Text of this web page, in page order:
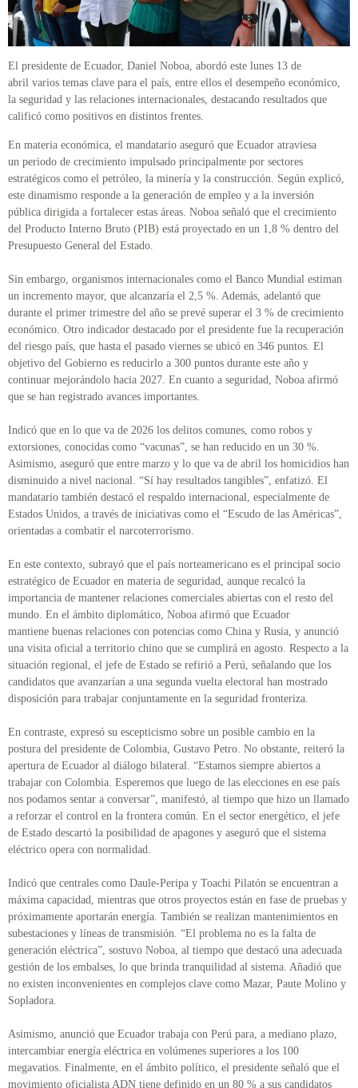
El presidente de Ecuador, Daniel Noboa, abordó este lunes 13 de
abril varios temas clave para el país, entre ellos el desempeño económico,
la seguridad y las relaciones internacionales, destacando resultados que
calificó como positivos en distintos frentes.
En materia económica, el mandatario aseguró que Ecuador atraviesa
un periodo de crecimiento impulsado principalmente por sectores
estratégicos como el petróleo, la minería y la construcción. Según explicó,
este dinamismo responde a la generación de empleo y a la inversión
pública dirigida a fortalecer estas áreas. Noboa señaló que el crecimiento
del Producto Interno Bruto (PIB) está proyectado en un 1,8 % dentro del
Presupuesto General del Estado.
Sin embargo, organismos internacionales como el Banco Mundial estiman
un incremento mayor, que alcanzaría el 2,5 %. Además, adelantó que
durante el primer trimestre del año se prevé superar el 3 % de crecimiento
económico. Otro indicador destacado por el presidente fue la recuperación
del riesgo país, que hasta el pasado viernes se ubicó en 346 puntos. El
objetivo del Gobierno es reducirlo a 300 puntos durante este año y
continuar mejorándolo hacia 2027. En cuanto a seguridad, Noboa afirmó
que se han registrado avances importantes.
Indicó que en lo que va de 2026 los delitos comunes, como robos y
extorsiones, conocidas como “vacunas”, se han reducido en un 30 %.
Asimismo, aseguró que entre marzo y lo que va de abril los homicidios han
disminuido a nivel nacional. “Sí hay resultados tangibles”, enfatizó. El
mandatario también destacó el respaldo internacional, especialmente de
Estados Unidos, a través de iniciativas como el “Escudo de las Américas”,
orientadas a combatir el narcoterrorismo.
En este contexto, subrayó que el país norteamericano es el principal socio
estratégico de Ecuador en materia de seguridad, aunque recalcó la
importancia de mantener relaciones comerciales abiertas con el resto del
mundo. En el ámbito diplomático, Noboa afirmó que Ecuador
mantiene buenas relaciones con potencias como China y Rusia, y anunció
una visita oficial a territorio chino que se cumplirá en agosto. Respecto a la
situación regional, el jefe de Estado se refirió a Perú, señalando que los
candidatos que avanzarían a una segunda vuelta electoral han mostrado
disposición para trabajar conjuntamente en la seguridad fronteriza.
En contraste, expresó su escepticismo sobre un posible cambio en la
postura del presidente de Colombia, Gustavo Petro. No obstante, reiteró la
apertura de Ecuador al diálogo bilateral. “Estamos siempre abiertos a
trabajar con Colombia. Esperemos que luego de las elecciones en ese país
nos podamos sentar a conversar”, manifestó, al tiempo que hizo un llamado
a reforzar el control en la frontera común. En el sector energético, el jefe
de Estado descartó la posibilidad de apagones y aseguró que el sistema
eléctrico opera con normalidad.
Indicó que centrales como Daule-Peripa y Toachi Pilatón se encuentran a
máxima capacidad, mientras que otros proyectos están en fase de pruebas y
próximamente aportarán energía. También se realizan mantenimientos en
subestaciones y líneas de transmisión. “El problema no es la falta de
generación eléctrica”, sostuvo Noboa, al tiempo que destacó una adecuada
gestión de los embalses, lo que brinda tranquilidad al sistema. Añadió que
no existen inconvenientes en complejos clave como Mazar, Paute Molino y
Sopladora.
Asimismo, anunció que Ecuador trabaja con Perú para, a mediano plazo,
intercambiar energía eléctrica en volúmenes superiores a los 100
megavatios. Finalmente, en el ámbito político, el presidente señaló que el
movimiento oficialista ADN tiene definido en un 80 % a sus candidatos